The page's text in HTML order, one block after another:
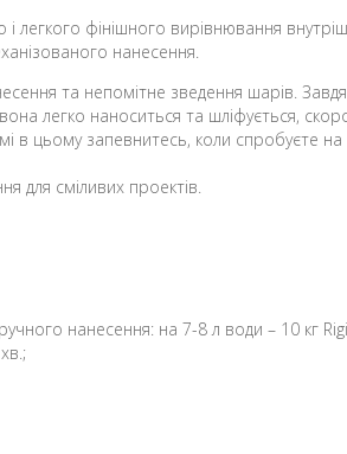
фінішного вирівнювання
нанесення.
та непомітне зведення шарів.
вона легко наноситься та шліфується,
в цьому запевнитесь, коли спробуєте на
для сміливих проектів.
нанесення: на 7-8 л води – 10 кг